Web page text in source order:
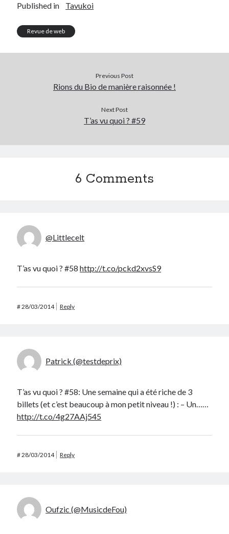
Published in Tavukoi
Revue de web
Previous Post
Rions du Bio de manière raisonnée !
Next Post
T’as vu quoi ? #59
6 Comments
@Littlecelt
T’as vu quoi ? #58http://t.co/pckd2xvsS9
#28/03/2014 Reply
Patrick (@testdeprix)
T’as vu quoi ? #58: Une semaine qui a été riche de 3
billets (et c’est beaucoup à mon petit niveau !) : – Un……
http://t.co/4g27AAj545
#28/03/2014 Reply
Oufzic (@MusicdeFou)